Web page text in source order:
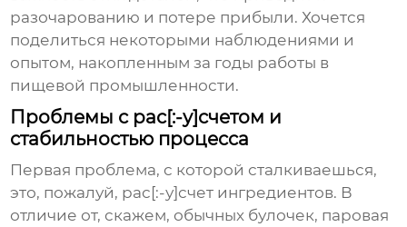
разочарованию и потере прибыли. Хочется
поделиться некоторыми наблюдениями и
опытом, накопленным за годы работы в
пищевой промышленности.
Проблемы с рас[:-у]счетом и
стабильностью процесса
Первая проблема, с которой сталкиваешься,
это, пожалуй, рас[:-у]счет ингредиентов. В
отличие от, скажем, обычных булочек, паровая